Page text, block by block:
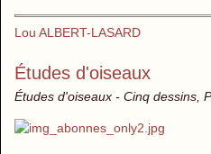
Lou ALBERT-LASARD
Études d'oiseaux
Études d'oiseaux - Cinq dessins,